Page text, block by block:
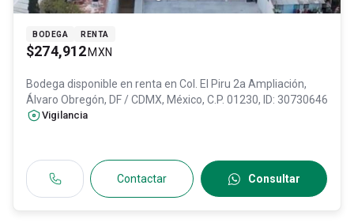
BODEGA RENTA
$274,912 MXN
Bodega disponible en renta en Col. El Piru 2a Ampliación,
Álvaro Obregón, DF / CDMX, México, C.P. 01230, ID: 30730646
Vigilancia
Contactar Consultar